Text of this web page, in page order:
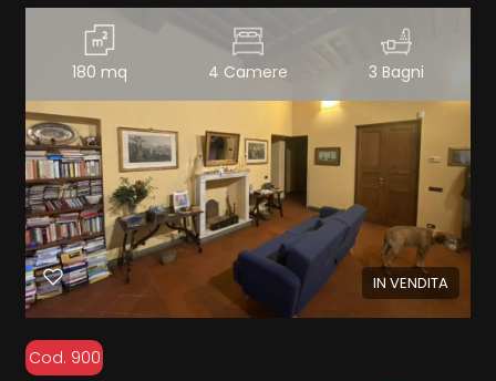
180 mq 4 Camere 3 Bagni
IN VENDITA
Cod. 900